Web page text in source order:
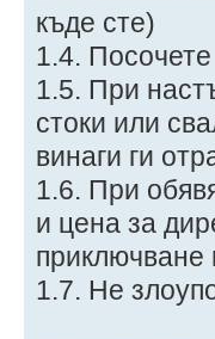
къде сте)
1.4.
1.5. При
стоки или
винаги ги
1.6. При
и цена за
приключване
1.7. Не